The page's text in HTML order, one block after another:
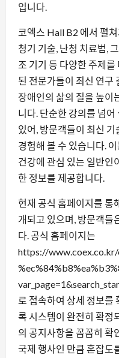
입니다.
코엑스 Hall B2 에서 펼
청기 기술, 난청 치료법,
조 기기 등 다양한 주제
된 전문가들이 최신 연구
장애인의 삶의 질을 높이
니다. 단순한 강의를 넘
있어, 방문객들이 최신
경험해 볼 수 있습니다.
건강에 관심 있는 일반인
한 정보를 제공합니다.
현재 공식 홈페이지를 통
개되고 있으며, 방문객들
다. 공식 홈페이지는
https://
로 접속하여 상세 정보를
록 시스템이 완전히 확정
의 공지사항을 꼼꼼히 확
국제 행사인 만큼 혼잡도